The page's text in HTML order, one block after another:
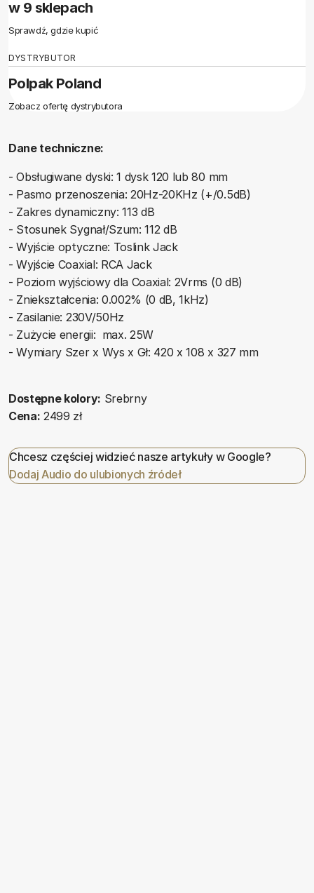
w 9 sklepach
Sprawdź, gdzie kupić
DYSTRYBUTOR
Polpak Poland
Zobacz ofertę dystrybutora
Dane techniczne:
- Obsługiwane dyski: 1 dysk 120 lub 80 mm
- Pasmo przenoszenia: 20Hz-20KHz (+/0.5dB)
- Zakres dynamiczny: 113 dB
- Stosunek Sygnał/Szum: 112 dB
- Wyjście optyczne: Toslink Jack
- Wyjście Coaxial: RCA Jack
- Poziom wyjściowy dla Coaxial: 2Vrms (0 dB)
- Zniekształcenia: 0.002% (0 dB, 1kHz)
- Zasilanie: 230V/50Hz
- Zużycie energii: max. 25W
- Wymiary Szer x Wys x Gł: 420 x 108 x 327 mm
Dostępne kolory: Srebrny
Cena: 2499 zł
Chcesz częściej widzieć nasze artykuły w Google?
Dodaj Audio do ulubionych źródeł